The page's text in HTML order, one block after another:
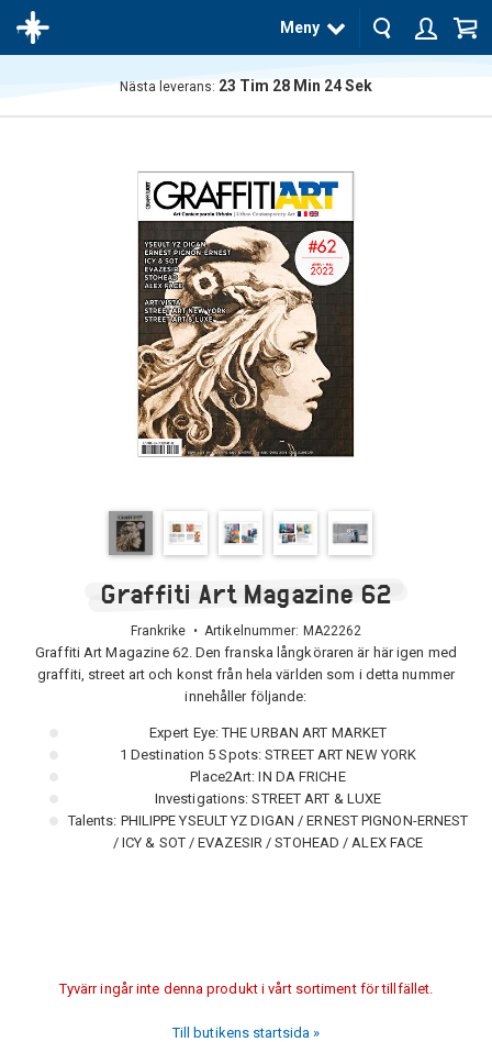
Meny
Nästa leverans: 23 Tim 28 Min 23Sek
Graffiti Art Magazine 62
Frankrike • Artikelnummer: MA22262
Graffiti Art Magazine 62. Den franska långköraren är här igen med
graffiti, street art och konst från hela världen som i detta nummer
innehåller följande:
Expert Eye: THE URBAN ART MARKET
1 Destination 5 Spots: STREET ART NEW YORK
Place2Art: IN DA FRICHE
Investigations: STREET ART & LUXE
Talents: PHILIPPE YSEULT YZ DIGAN / ERNEST PIGNON-ERNEST
/ ICY & SOT / EVAZESIR / STOHEAD / ALEX FACE
Tyvärr ingår inte denna produkt i vårt sortiment för tillfället.
Till butikens startsida »